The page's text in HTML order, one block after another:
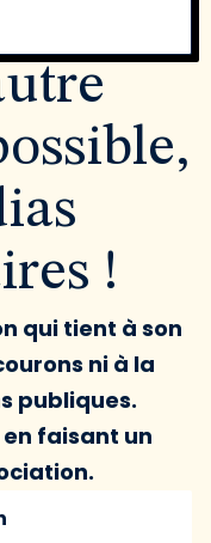
!
qui tient à son
ni à la
publiques.
faisant un